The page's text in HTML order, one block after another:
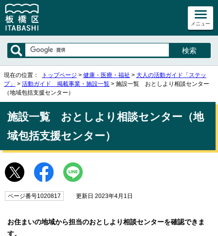
メニュー
現在の位置： トップページ > 健康・医療・福祉 > 大人の活動ガイド「ステッ
プ」
> 活動ガイド 掲載事業・施設一覧 > 施設一覧 おとしより相談センター
（地域包括支援センター）
施設一覧 おとしより相談センター（地
域包括支援センター）
ページ番号1020817 更新日 2023年4月1日
お住まいの地域から担当のおとしより相談センターを確認できま
す。